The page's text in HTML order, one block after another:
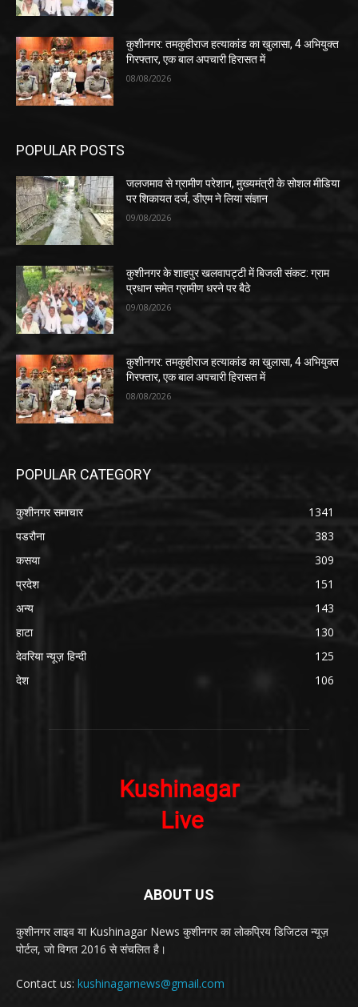
कुशीनगर: तमकुहीराज हत्याकांड का खुलासा, 4 अभियुक्त
गिरफ्तार, एक बाल अपचारी हिरासत में
08/08/2026
POPULAR POSTS
जलजमाव से ग्रामीण परेशान, मुख्यमंत्री के सोशल मीडिया
पर शिकायत दर्ज, डीएम ने लिया संज्ञान
09/08/2026
कुशीनगर के शाहपुर खलवापट्टी में बिजली संकट: ग्राम
प्रधान समेत ग्रामीण धरने पर बैठे
09/08/2026
कुशीनगर: तमकुहीराज हत्याकांड का खुलासा, 4 अभियुक्त
गिरफ्तार, एक बाल अपचारी हिरासत में
08/08/2026
POPULAR CATEGORY
कुशीनगर समाचार
1341
पडरौना
383
कसया
309
प्रदेश
151
अन्य
143
हाटा
130
देवरिया न्यूज़ हिन्दी
125
देश
106
ABOUT US
कुशीनगर लाइव या Kushinagar News कुशीनगर का लोकप्रिय डिजिटल न्यूज़
पोर्टल, जो विगत 2016 से संचलित है।
Contact us: kushinagarnews@gmail.com